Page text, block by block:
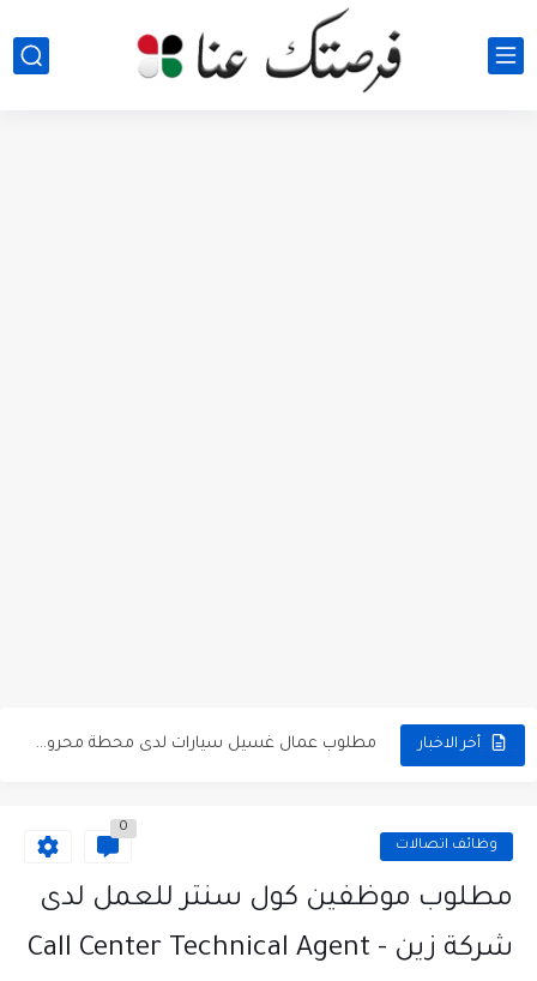
أخر الاخبار مطلوب عمال غسيل سيارات لدى محطة محروقات في عمان
تعلن مؤسسة التعليم لأجل التوظيف الأردنية وبالشراكة مع أكاديمية جولانسرالمجاني
مسؤول مبيعات وتسويق المستلزمات الطبية
وظائف اتصالات
0
مطلوب موظفين كول سنتر للعمل لدى
شركة زين - Call Center Technical Agent